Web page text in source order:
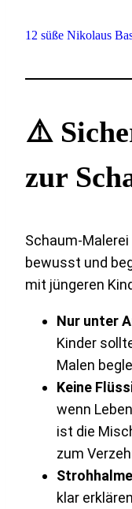
12 süße Nikolaus
⚠️
zur
Schaum-
bewusst und
mit jüngeren
Nur unter
Kinder
Malen
Keine
wenn
ist die
zum
klar